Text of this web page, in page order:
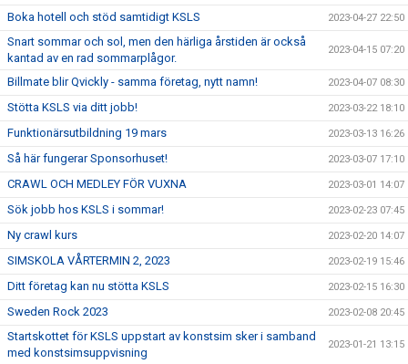
Boka hotell och stöd samtidigt KSLS 2023-04-27 22:50
Snart sommar och sol, men den härliga årstiden är också
kantad av en rad sommarplågor.
2023-04-15 07:20
Billmate blir Qvickly - samma företag, nytt namn! 2023-04-07 08:30
Stötta KSLS via ditt jobb! 2023-03-22 18:10
Funktionärsutbildning 19 mars 2023-03-13 16:26
Så här fungerar Sponsorhuset! 2023-03-07 17:10
CRAWL OCH MEDLEY FÖR VUXNA 2023-03-01 14:07
Sök jobb hos KSLS i sommar! 2023-02-23 07:45
Ny crawl kurs 2023-02-20 14:07
SIMSKOLA VÅRTERMIN 2, 2023 2023-02-19 15:46
Ditt företag kan nu stötta KSLS 2023-02-15 16:30
Sweden Rock 2023 2023-02-08 20:45
Startskottet för KSLS uppstart av konstsim sker i samband
med konstsimsuppvisning
2023-01-21 13:15